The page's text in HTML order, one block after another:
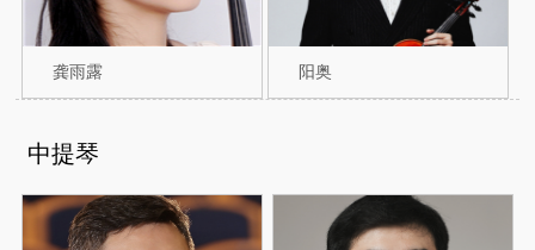
龚雨露 阳奥
中提琴